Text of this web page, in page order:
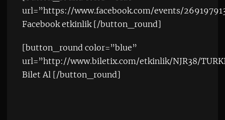
url=”https://www.facebook.com/events/
Facebook etkinlik [/button_round]
[button_round color=”blue”
url=”http://www.biletix.com/etkinlik/NJR38/
Bilet Al [/button_round]